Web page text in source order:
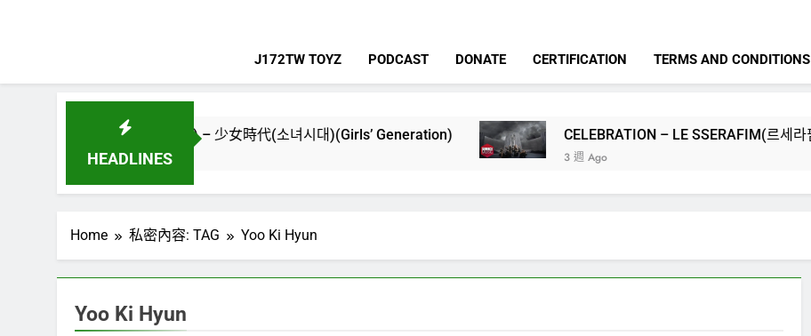
J172TW TOYZ PODCAST DONATE CERTIFICATION TERMS AND CONDITIONS
HEADLINES
The New World) – 少女時代(소녀시대)(Girls’ Generation) CELEBRATION – LE SSERAFIM(르세라핌)
3 週 Ago
Home 私密內容: TAG Yoo Ki Hyun
Yoo Ki Hyun